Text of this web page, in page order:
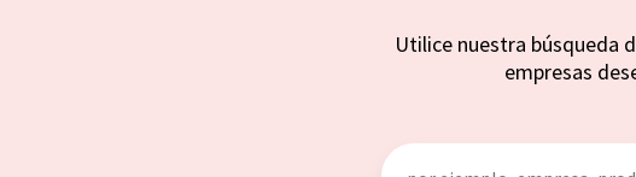
Utilice nuestra búsqueda
empresas